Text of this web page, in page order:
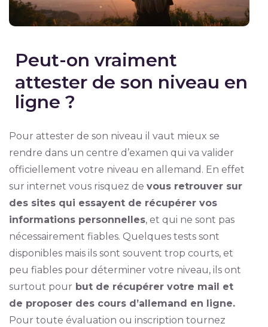
Peut-on vraiment
attester de son niveau en
ligne ?
Pour attester de son niveau il vaut mieux se
rendre dans un centre d’examen qui va valider
officiellement votre niveau en allemand. En effet
sur internet vous risquez de vous retrouver sur
des sites qui essayent de récupérer vos
informations personnelles, et qui ne sont pas
nécessairement fiables. Quelques tests sont
disponibles mais ils sont souvent trop courts, et
peu fiables pour déterminer votre niveau, ils ont
surtout pour but de récupérer votre mail et
de proposer des cours d’allemand en ligne.
Pour toute évaluation ou inscription tournez